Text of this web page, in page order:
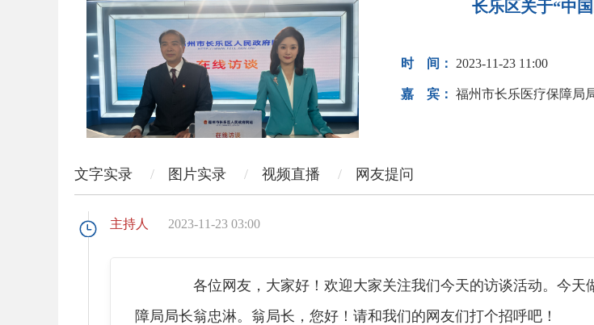
长乐区关于“中
时 间： 2023-11-23 11:00
嘉 宾： 福州市长乐医疗保障局
文字实录 图片实录 视频直播 网友提问
主持人 2023-11-23 03:00
各位网友，大家好！欢迎大家关注我们今天的访谈活动。今天
障局局长翁忠淋。翁局长，您好！请和我们的网友们打个招呼吧！